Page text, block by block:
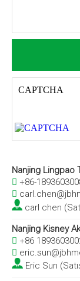
CAPTCHA
Nanjing Lingpao
 +86-

carl chen
Nanjing Kisney
 +86

Eric Sun